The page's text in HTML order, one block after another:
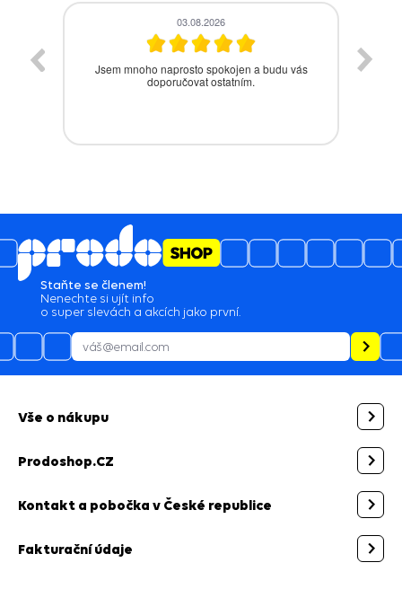
28.07.2026
Bezproblémová komunikace, rychlé vyřešení
drobného problému.
Staňte se členem!
Nenechte si ujít info
o super slevách a akcích jako první.
Vše o nákupu
Prodoshop.CZ
Kontakt a pobočka v České republice
Fakturační údaje